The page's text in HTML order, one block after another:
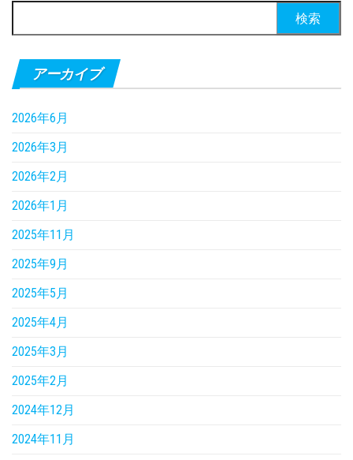
索:
アーカイブ
2026年6月
2026年3月
2026年2月
2026年1月
2025年11月
2025年9月
2025年5月
2025年4月
2025年3月
2025年2月
2024年12月
2024年11月